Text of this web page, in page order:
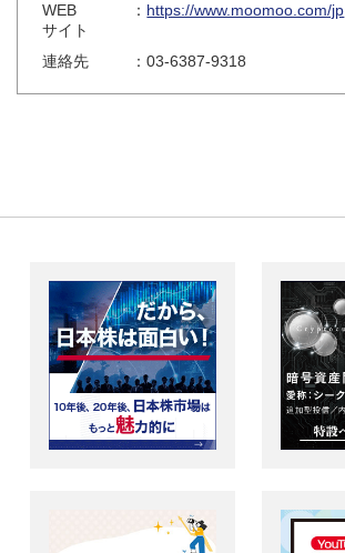
WEB
サイト
： https://www.moomoo.com/jp
連絡先 ：03-6387-9318